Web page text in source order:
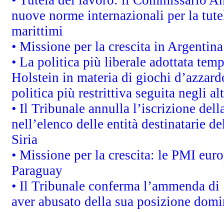
nuove norme internazionali per la
marittimi
• Missione per la crescita in
• La politica più liberale adottata
Holstein in materia di giochi
politica più restrittiva seguita negli
• Il Tribunale annulla l’iscrizione
nell’elenco delle entità destinatarie
Siria
• Missione per la crescita: le PMI
Paraguay
• Il Tribunale conferma l’ammenda
aver abusato della sua posizione